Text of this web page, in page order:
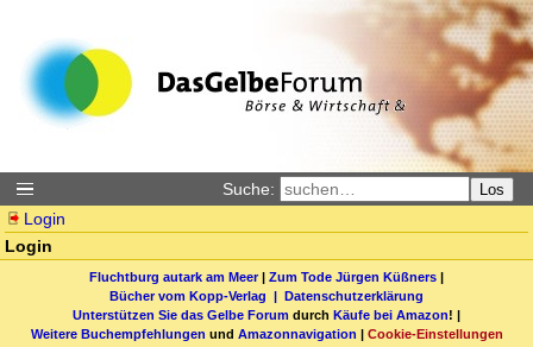
Suche: Los
Login
Login
Fluchtburg autark am Meer| Zum Tode Jürgen Küßners |
Bücher vom Kopp-Verlag | Datenschutzerklärung
Unterstützen Sie das Gelbe Forum durch Käufe bei Amazon! |
Weitere Buchempfehlungen und Amazonnavigation | Cookie-Einstellungen